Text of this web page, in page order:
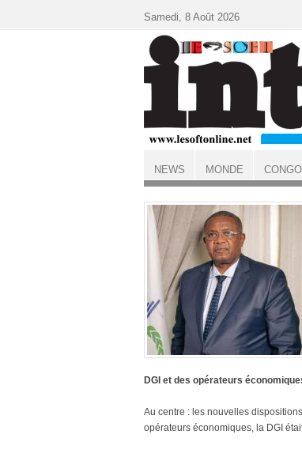
ACCUEIL
DGI et des opérateurs
Au centre : les nouvelles
opérateurs économiques, la DGI
Samedi, 8 Août 2026
NEWS MONDE CONGO